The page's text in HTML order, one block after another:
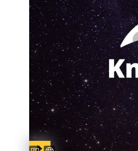
Legendas disponíveis
Captions available